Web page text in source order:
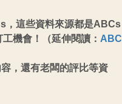
，這些資料來源都是ABCs
機會！（延伸閱讀： ABC
，還有老闆的評比等資